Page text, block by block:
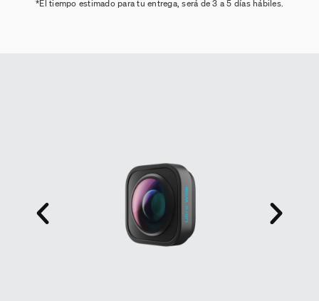
*El tiempo estimado para tu entrega, será de 3 a 5 días hábiles.